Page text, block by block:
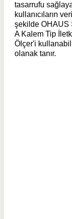
tasarrufu
kullanıcıların
şekilde OHAUS
A Kalem Tip
Ölçer'i
olanak tanır.